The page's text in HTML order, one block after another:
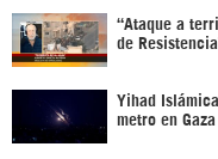
“Ataque a
de
Yihad
metro en Gaza